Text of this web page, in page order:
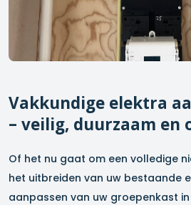
Vakkundige elektra
– veilig, duurzaam en
Of het nu gaat om een volledige
het uitbreiden van uw bestaande
aanpassen van uw groepenkast in